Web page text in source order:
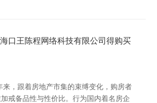
口王陈程网络科技有限公司得购买
来，跟着房地产市集的束缚变化，购房者
戒备品性与性价比。行为国内着名房企